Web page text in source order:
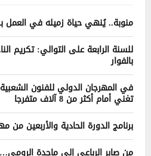
منوبة.. يُنهي حياة زميله في العمل
للسنة الرابعة على التوالي: تكريم
بالفوار
في المهرجان الدولي للفنون الشعبية
تغني أمام أكثر من 8 آلاف متفرجا
برنامج الدورة الحادية والأربعين
من صابر الرباعي إلى ماجدة